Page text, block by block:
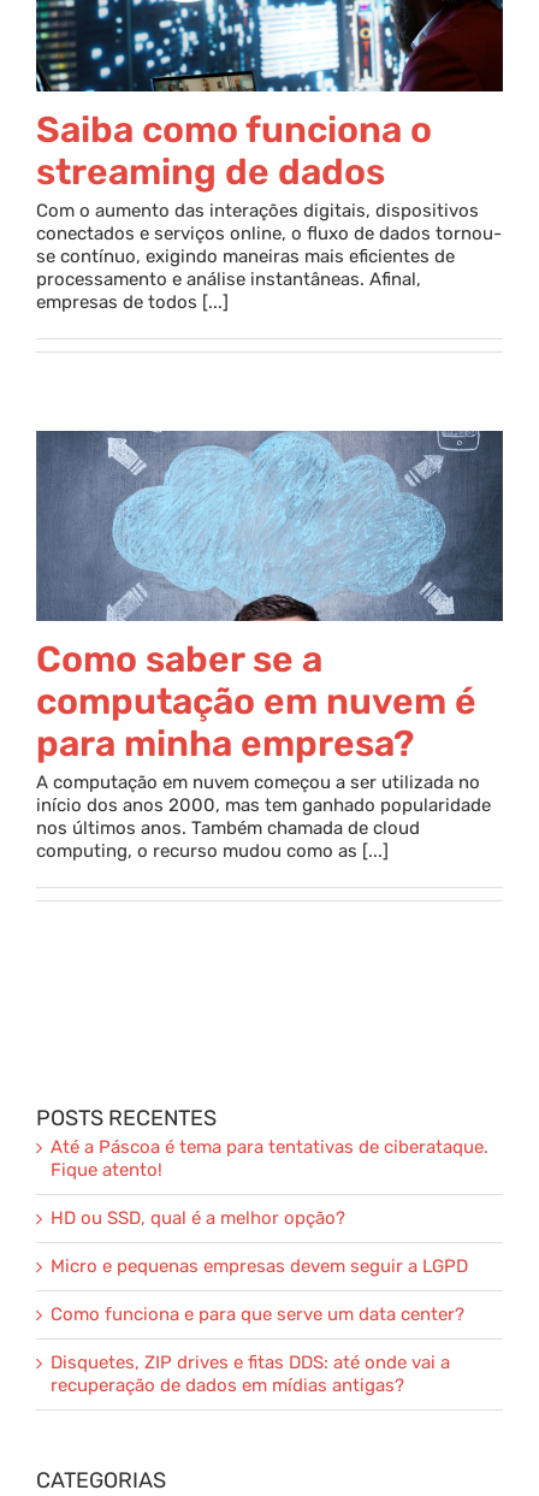
Saiba como funciona o
streaming de dados
Com o aumento das interações digitais, dispositivos
conectados e serviços online, o fluxo de dados tornou-
se contínuo, exigindo maneiras mais eficientes de
processamento e análise instantâneas. Afinal,
empresas de todos [...]
Como saber se a
computação em nuvem é
para minha empresa?
A computação em nuvem começou a ser utilizada no
início dos anos 2000, mas tem ganhado popularidade
nos últimos anos. Também chamada de cloud
computing, o recurso mudou como as [...]
POSTS RECENTES
Até a Páscoa é tema para tentativas de ciberataque.
Fique atento!
HD ou SSD, qual é a melhor opção?
Micro e pequenas empresas devem seguir a LGPD
Como funciona e para que serve um data center?
Disquetes, ZIP drives e fitas DDS: até onde vai a
recuperação de dados em mídias antigas?
CATEGORIAS